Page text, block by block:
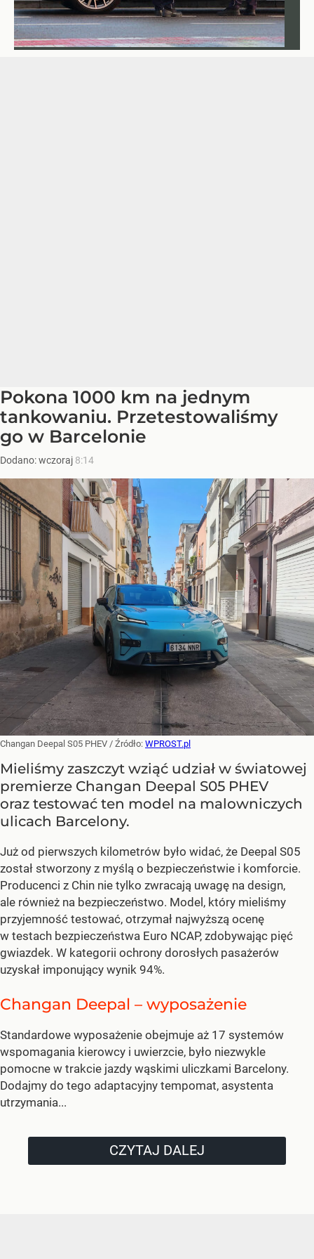
Pokona 1000 km na jednym
tankowaniu. Przetestowaliśmy
go w Barcelonie
Dodano:wczoraj 8:14
Changan Deepal S05 PHEV / Źródło: WPROST.pl
Mieliśmy zaszczyt wziąć udział w światowej
premierze Changan Deepal S05 PHEV
oraz testować ten model na malowniczych
ulicach Barcelony.
Już od pierwszych kilometrów było widać, że Deepal S05
został stworzony z myślą o bezpieczeństwie i komforcie.
Producenci z Chin nie tylko zwracają uwagę na design,
ale również na bezpieczeństwo. Model, który mieliśmy
przyjemność testować, otrzymał najwyższą ocenę
w testach bezpieczeństwa Euro NCAP, zdobywając pięć
gwiazdek. W kategorii ochrony dorosłych pasażerów
uzyskał imponujący wynik 94%.
Changan Deepal – wyposażenie
Standardowe wyposażenie obejmuje aż 17 systemów
wspomagania kierowcy i uwierzcie, było niezwykle
pomocne w trakcie jazdy wąskimi uliczkami Barcelony.
Dodajmy do tego adaptacyjny tempomat, asystenta
utrzymania...
CZYTAJ DALEJ